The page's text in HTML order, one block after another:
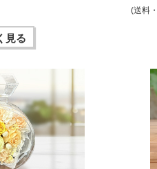
見る
(送料